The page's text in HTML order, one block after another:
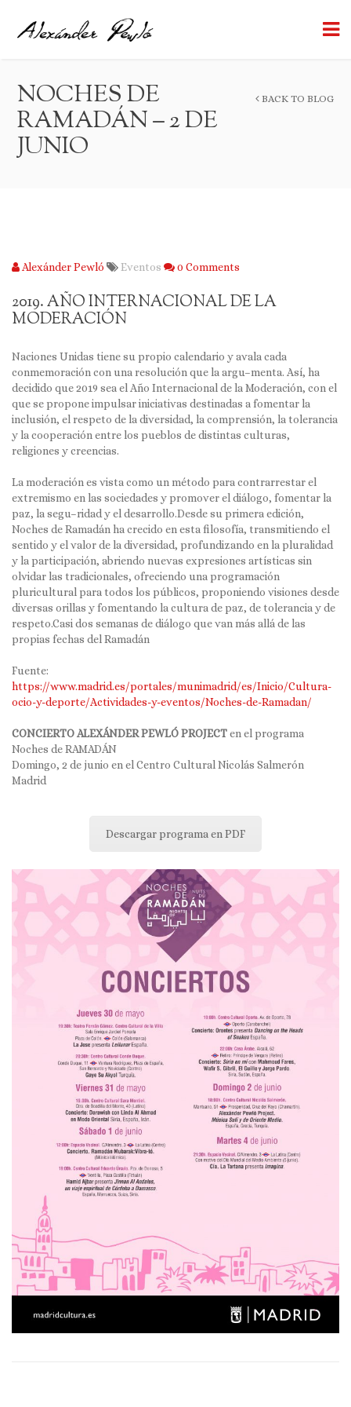
NOCHES DE
RAMADÁN – 2 DE
JUNIO
BACK TO BLOG
Alexánder Pewló Eventos 0 Comments
2019. AÑO INTERNACIONAL DE LA
MODERACIÓN
Naciones Unidas tiene su propio calendario y avala cada
conmemoración con una resolución que la argu–menta. Así, ha
decidido que 2019 sea el Año Internacional de la Moderación, con el
que se propone impulsariniciativas destinadas a fomentar la
inclusión, el respeto de la diversidad, la comprensión, la tolerancia
y la cooperación entre los pueblos de distintas culturas,
religiones y creencias.
La moderación es vista como un método para contrarrestar el
extremismo en las sociedades y promover el diálogo, fomentar la
paz, la segu–ridad y el desarrollo.Desde su primera edición,
Noches de Ramadán ha crecido en esta filosofía, transmitiendo el
sentido y el valorde la diversidad, profundizando en la pluralidad
y la participación, abriendo nuevas expresiones artísticas sin
olvidar las tradicionales, ofreciendo una programación
pluricultural para todos los públicos, proponiendo visiones desde
diversas orillas y fomentando la cultura de paz, de tolerancia y de
respeto.Casi dos semanas de diálogo que van más allá de las
propias fechas del Ramadán
Fuente:
https://www.madrid.es/portales/munimadrid/es/Inicio/Cultura-
ocio-y-deporte/Actividades-y-eventos/Noches-de-Ramadan/
CONCIERTO ALEXÁNDER PEWLÓ PROJECTen el programa
Noches de RAMADÁN
Domingo, 2 de junio en el Centro Cultural Nicolás Salmerón
Madrid
Descargar programa en PDF